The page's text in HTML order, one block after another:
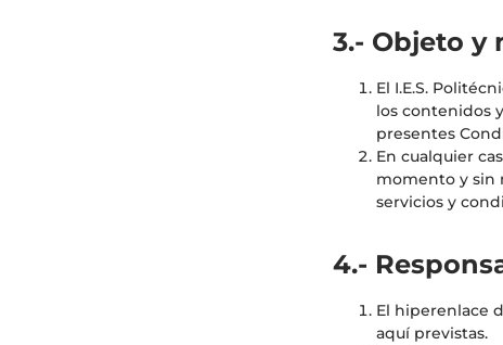
3.- Objeto y
El I.E.S.
los contenidos
presentes
En cualquier
momento y sin
servicios y
4.-
El hiperenlace
aquí previstas.